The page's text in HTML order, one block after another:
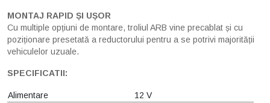
MONTAJ RAPID ȘI UȘOR
Cu multiple opțiuni de montare, troliul ARB vine precablat și cu
poziționare presetată a reductorului pentru a se potrivi majorității
vehiculelor uzuale.
SPECIFICATII:
Alimentare
12 V